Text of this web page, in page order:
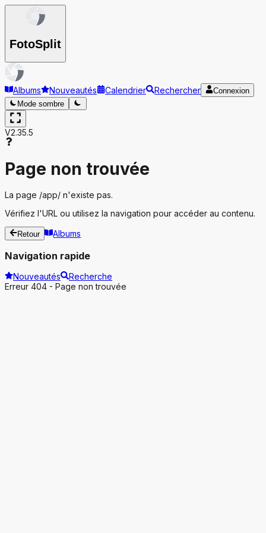
FotoSplit
Albums Nouveautés Calendrier Rechercher
Connexion
Mode sombre
V2.35.5
Page non trouvée
La page /app/ n'existe pas.
Vérifiez l'URL ou utilisez la navigation pour accéder au contenu.
Retour Albums
Navigation rapide
Nouveautés
Recherche
Erreur 404 - Page non trouvée